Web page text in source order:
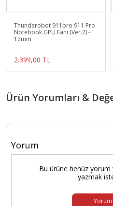
Thunderobot 911pro 911 Pro
Notebook GPU Fanı (Ver.2) -
12mm
2.399,00 TL
Ürün Yorumları &
Yorum
Bu ürüne henüz yorum
yazmak
Yorum